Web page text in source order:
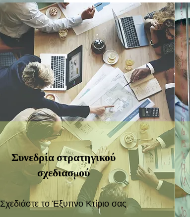
Συνεδρία στρατηγικού
σχεδιασμού
Σχεδιάστε το Έξυπνο Κτίριο σας